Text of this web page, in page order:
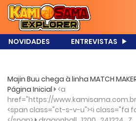
NOVIDADES ENTREVISTAS
Majin Buu chega à linha MATCH
Página Inicial <a
href="https://
<span class="ct-s-v-u"><i class="fa